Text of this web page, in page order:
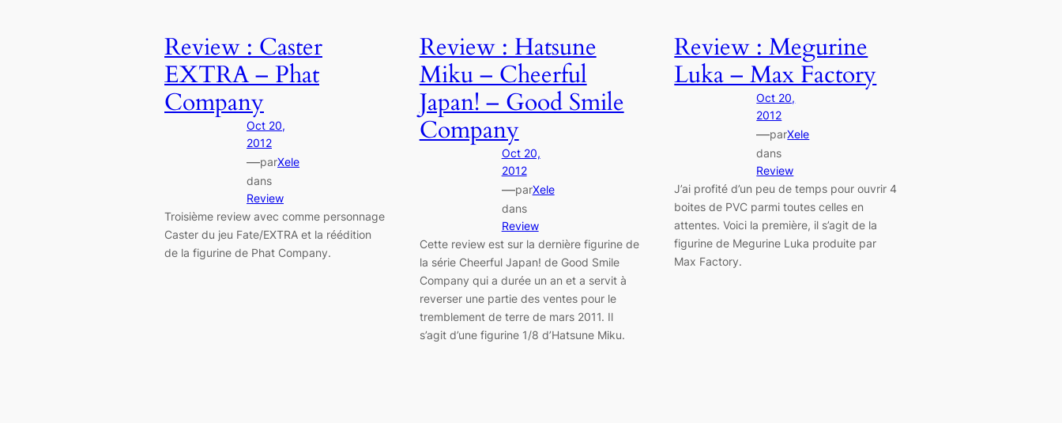
Review : Caster
EXTRA – Phat
Company
Oct 20,
2012
—parXele
dans
Review
Troisième review avec comme personnage
Caster du jeu Fate/EXTRA et la réédition
de la figurine de Phat Company.
Review : Hatsune
Miku – Cheerful
Japan! – Good Smile
Company
Oct 20,
2012
—parXele
dans
Review
Cette review est sur la dernière figurine de
la série Cheerful Japan! de Good Smile
Company qui a durée un an et a servit à
reverser une partie des ventes pour le
tremblement de terre de mars 2011. Il
s’agit d’une figurine 1/8 d’Hatsune Miku.
Review : Megurine
Luka – Max Factory
Oct 20,
2012
—parXele
dans
Review
J’ai profité d’un peu de temps pour ouvrir 4
boites de PVC parmi toutes celles en
attentes. Voici la première, il s’agit de la
figurine de Megurine Luka produite par
Max Factory.